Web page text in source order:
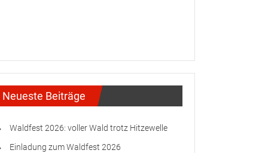
Neueste Beiträge
Waldfest 2026: voller Wald trotz Hitzewelle
Einladung zum Waldfest 2026